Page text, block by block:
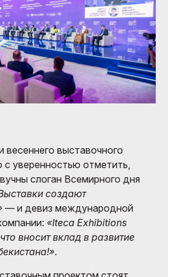
весеннего выставочного
уверенностью отметить,
слоган Всемирного дня
создают
— и девиз международной
«Iteca Exhibitions
вносит вклад в развитие
.